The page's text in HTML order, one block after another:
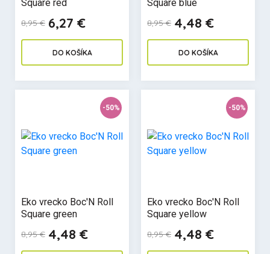
Square red
8,95 € 6,27 €
DO KOŠÍKA
Square blue
8,95 € 4,48 €
DO KOŠÍKA
-50%
Eko vrecko Boc'N Roll
Square green
8,95 € 4,48 €
-50%
Eko vrecko Boc'N Roll
Square yellow
8,95 € 4,48 €